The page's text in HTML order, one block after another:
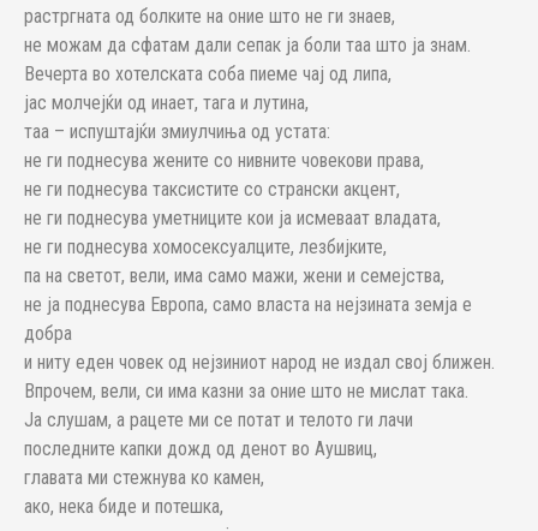
растргната од болките на оние што не ги знаев,
не можам да сфатам дали сепак ја боли таа што ја знам.
Вечерта во хотелската соба пиеме чај од липа,
јас молчејќи од инает, тага и лутина,
таа – испуштајќи змиулчиња од устата:
не ги поднесува жените со нивните човекови права,
не ги поднесува таксистите со странски акцент,
не ги поднесува уметниците кои ја исмеваат владата,
не ги поднесува хомосексуалците, лезбијките,
па на светот, вели, има само мажи, жени и семејства,
не ја поднесува Европа, само власта на нејзината земја е
добра
и ниту еден човек од нејзиниот народ не издал свој ближен.
Впрочем, вели, си има казни за оние што не мислат така.
Ја слушам, а рацете ми се потат и телото ги лачи
последните капки дожд од денот во Аушвиц,
главата ми стежнува ко камен,
ако, нека биде и потешка,